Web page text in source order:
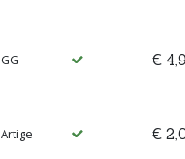
GG €
Artige €